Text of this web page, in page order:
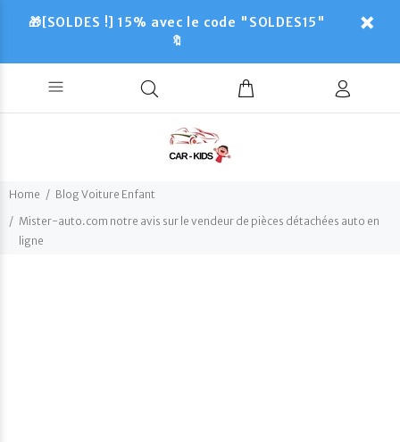
🎁[SOLDES !] 15% avec le code "SOLDES15"
🔖
Home
Blog Voiture Enfant
Mister-auto.com notre avis sur le vendeur de pièces détachées auto en
ligne